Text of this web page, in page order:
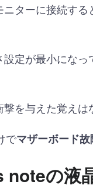
ニターに接続する
設定が最小になっ
撃を与えた覚えは
でマザーボード
noteの液